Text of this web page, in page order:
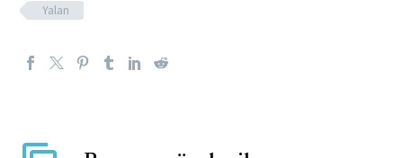
Yalan